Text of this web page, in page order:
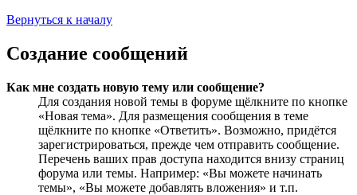
Вернуться к началу
Создание сообщений
Как мне создать новую тему или сообщение?
Для создания новой темы в форуме щёлкните по кнопке
«Новая тема». Для размещения сообщения в теме
щёлкните по кнопке «Ответить». Возможно, придётся
зарегистрироваться, прежде чем отправить сообщение.
Перечень ваших прав доступа находится внизу страниц
форума или темы. Например: «Вы можете начинать
темы», «Вы можете добавлять вложения» и т.п.